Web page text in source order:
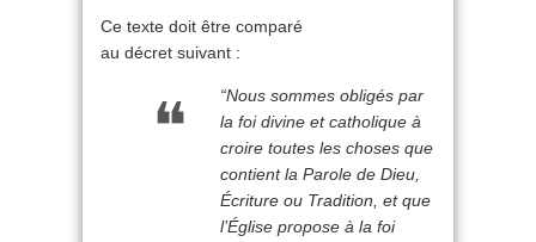
Ce texte doit être comparé
au décret suivant :
“Nous sommes obligés par
la foi divine et catholique à
croire toutes les choses que
contient la Parole de Dieu,
Écriture ou Tradition, et que
l’Église propose à la foi